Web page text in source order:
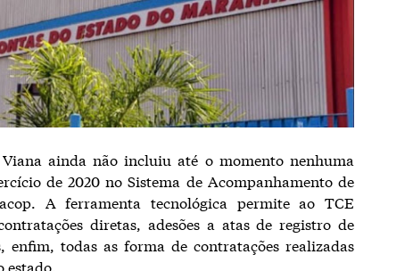
ainda não incluiu até o momento nenhuma
de 2020 no Sistema de Acompanhamento de
A ferramenta tecnológica permite ao TCE
diretas, adesões a atas de registro de
enfim, todas as forma de contratações realizadas
estado.